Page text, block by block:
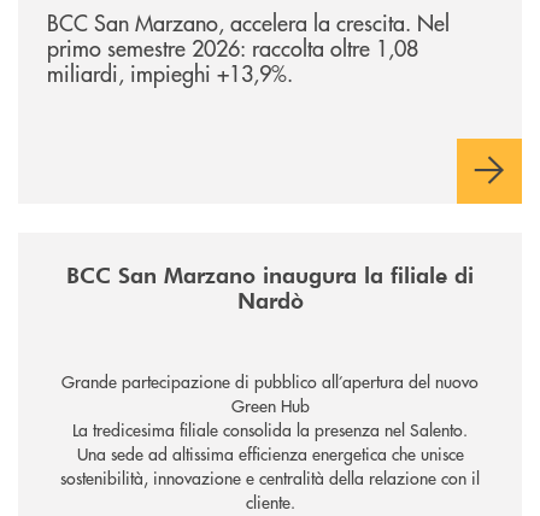
BCC San Marzano, accelera la crescita. Nel
primo semestre 2026: raccolta oltre 1,08
miliardi, impieghi +13,9%.
BCC San Marzano inaugura la filiale di
Nardò
Grande partecipazione di pubblico all’apertura del nuovo
Green Hub
La tredicesima filiale consolida la presenza nel Salento.
Una sede ad altissima efficienza energetica che unisce
sostenibilità, innovazione e centralità della relazione con il
cliente.